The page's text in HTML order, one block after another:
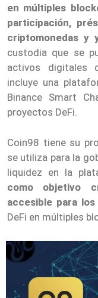
en múltiples
participación,
criptomonedas y
custodia que se
activos digitales
incluye una
Binance Smart
proyectos DeFi.
Coin98 tiene su
se utiliza para la
liquidez en la
como objetivo
accesible para
DeFi en múltiples